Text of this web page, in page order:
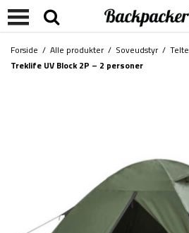
Forside / Alle produkter/ Soveudstyr/ Telte
Treklife UV Block 2P – 2 personer